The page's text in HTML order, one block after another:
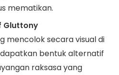
mematikan.
Gluttony
mencolok secara visual di
bentuk alternatif
raksasa yang